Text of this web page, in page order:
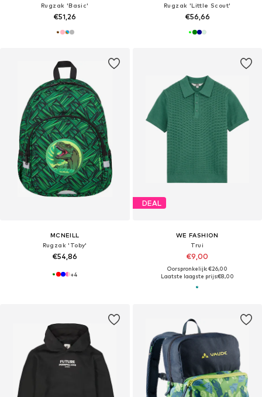
Rugzak 'Basic'
€51,26
Rugzak 'Little Scout'
€56,66
MCNEILL
Rugzak 'Toby'
€54,86
+4
DEAL
WE FASHION
Trui
€9,00
Oorspronkelijk: €26,00
Laatste laagste prijs:€8,00